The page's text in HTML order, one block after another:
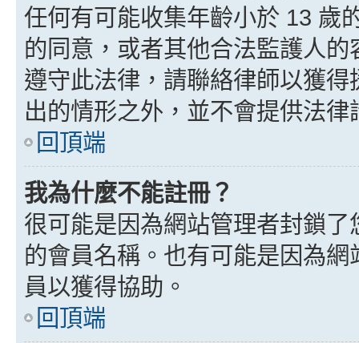
任何有可能收集年齡小於 13 歲
的同意，或者其他合法監護人
遵守此法律，請聯絡律師以獲
出的情形之外，並不會提供法
回頂端
我為什麼不能註冊？
很可能是因為網站管理者封鎖
的會員名稱。也有可能是因為
員以獲得協助。
回頂端